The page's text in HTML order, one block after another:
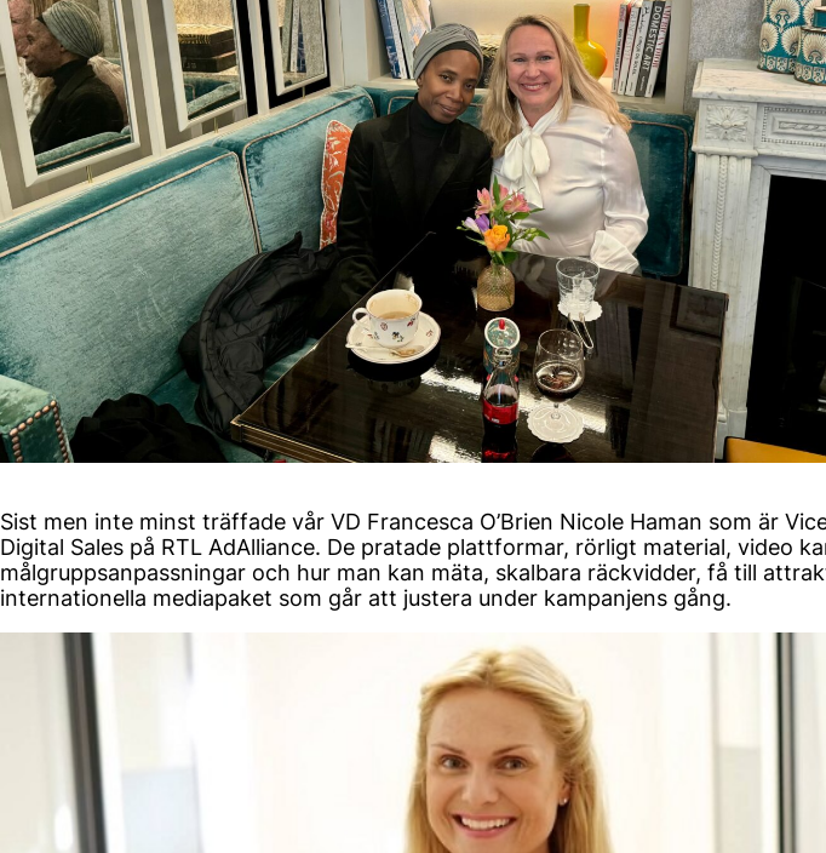
Sist men inte minst träffade vår VD Francesca O’Brien Nicole Haman som är
Digital Sales på RTL AdAlliance. De pratade plattformar, rörligt material, video
målgruppsanpassningar och hur man kan mäta, skalbara räckvidder, få till
internationella mediapaket som går att justera under kampanjens gång.